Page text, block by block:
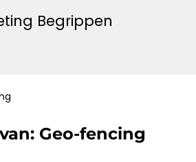
Begrippen
Geo-fencing